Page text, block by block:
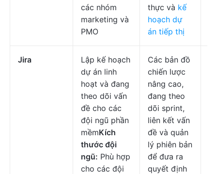
các nhóm
marketing và
PMO
thực và kế
hoạch dự
án tiếp thị
Jira
Lập kế hoạch
dự án linh
hoạt và đang
theo dõi vấn
đề cho các
đội ngũ phần
mềmKích
thước đội
ngũ: Phù hợp
cho các đội
Các bản đồ
chiến lược
nâng cao,
đang theo
dõi sprint,
liên kết vấn
đề và quản
lý phiên bản
để đưa ra
quyết định